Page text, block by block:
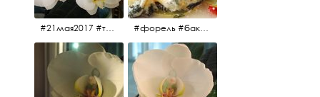
#21мая2017 #трио #цветы #форель #баклажаны #помидоры #завтрак